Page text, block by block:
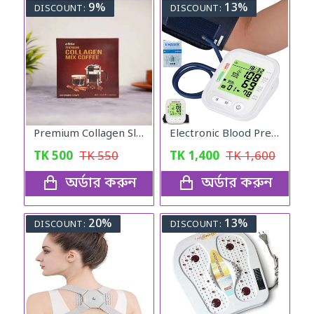
DISCOUNT: 9%
Premium Collagen Slimming Coffee
TK500 TK550
অর্ডার করুন
DISCOUNT: 13%
Electronic Blood Pressure Monitor
TK 1,400 TK1,600
অর্ডার করুন
DISCOUNT: 20% DISCOUNT: 13%